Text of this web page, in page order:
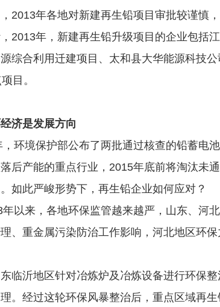
2013年各地对新建再生铅项目审批较谨慎
年，新建再生铅升级项目的企业包括
综合利用迁建项目、太和县大华能源科技
目。
是发展方向
境保护部公布了两批通过核查的铅蓄电池
后产能的重点行业，2015年底前将淘汰未
如此严峻形势下，再生铅企业如何应对？
来，各地环保监管越来越严，山东、河北
、重金属污染防治工作影响，河北地区环
沂地区针对冶炼炉及冶炼设备进行环保整
。经过这轮环保风暴整治后，重点区域再